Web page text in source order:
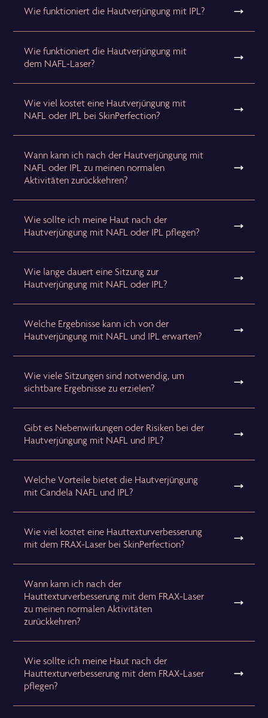
Wie funktioniert die Hautverjüngung mit IPL?
Wie funktioniert die Hautverjüngung mit
dem NAFL-Laser?
Wie viel kostet eine Hautverjüngung mit
NAFL oder IPL bei SkinPerfection?
Wann kann ich nach der Hautverjüngung mit
NAFL oder IPL zu meinen normalen
Aktivitäten zurückkehren?
Wie sollte ich meine Haut nach der
Hautverjüngung mit NAFL oder IPL pflegen?
Wie lange dauert eine Sitzung zur
Hautverjüngung mit NAFL oder IPL?
Welche Ergebnisse kann ich von der
Hautverjüngung mit NAFL und IPL erwarten?
Wie viele Sitzungen sind notwendig, um
sichtbare Ergebnisse zu erzielen?
Gibt es Nebenwirkungen oder Risiken bei der
Hautverjüngung mit NAFL und IPL?
Welche Vorteile bietet die Hautverjüngung
mit Candela NAFL und IPL?
Wie viel kostet eine Hauttexturverbesserung
mit dem FRAX-Laser bei SkinPerfection?
Wann kann ich nach der
Hauttexturverbesserung mit dem FRAX-Laser
zu meinen normalen Aktivitäten
zurückkehren?
Wie sollte ich meine Haut nach der
Hauttexturverbesserung mit dem FRAX-Laser
pflegen?